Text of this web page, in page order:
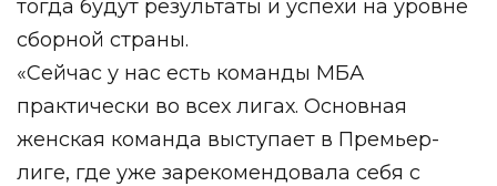
тогда будут результаты и успехи на уровне
сборной страны.
«Сейчас у нас есть команды МБА
практически во всех лигах. Основная
женская команда выступает в Премьер-
лиге, где уже зарекомендовала себя с